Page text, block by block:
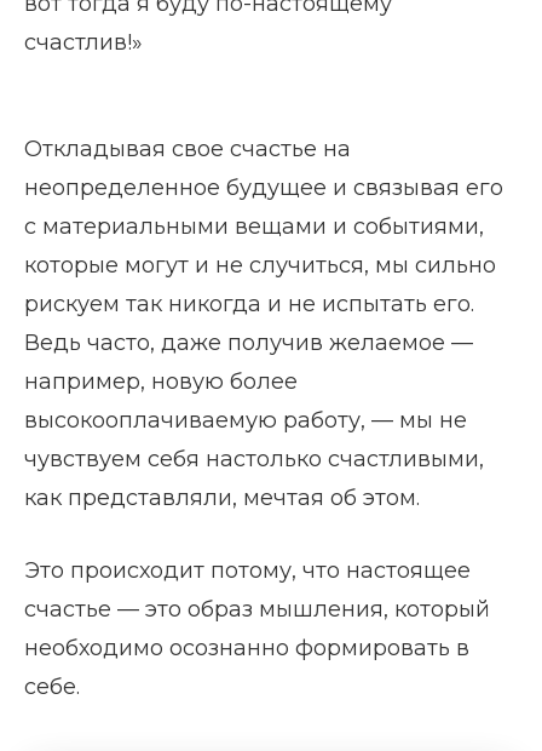
счастлив!»
Откладывая свое счастье на
неопределенное будущее и связывая его
с материальными вещами и событиями,
которые могут и не случиться, мы сильно
рискуем так никогда и не испытать его.
Ведь часто, даже получив желаемое —
например, новую более
высокооплачиваемую работу, — мы не
чувствуем себя настолько счастливыми,
как представляли, мечтая об этом.
Это происходит потому, что настоящее
счастье — это образ мышления, который
необходимо осознанно формировать в
себе.